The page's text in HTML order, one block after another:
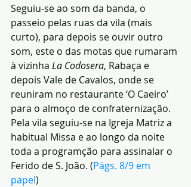
Seguiu-se ao som da banda, o
passeio pelas ruas da vila (mais
curto), para depois se ouvir outro
som, este o das motas que rumaram
à vizinha La Codosera, Rabaça e
depois Vale de Cavalos, onde se
reuniram no restaurante ‘O Caeiro’
para o almoço de confraternização.
Pela vila seguiu-se na Igreja Matriz a
habitual Missa e ao longo da noite
toda a programção para assinalar o
Ferido de S. João. (Págs. 8/9 em
papel)